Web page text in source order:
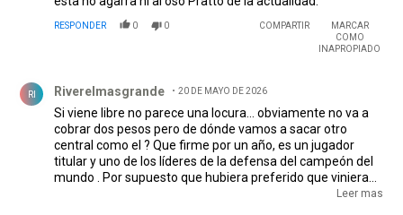
RESPONDER 0 0 COMPARTIR
MARCAR
COMO
INAPROPIADO
RI Riverelmasgrande 20 DE MAYO DE 2026
Si viene libre no parece una locura... obviamente no va a
cobrar dos pesos pero de dónde vamos a sacar otro
central como el ? Que firme por un año, es un jugador
titular y uno de los líderes de la defensa del campeón del
mundo . Por supuesto que hubiera preferido que viniera
después de Qatar pero aún está vigente y aportariaLeer mas